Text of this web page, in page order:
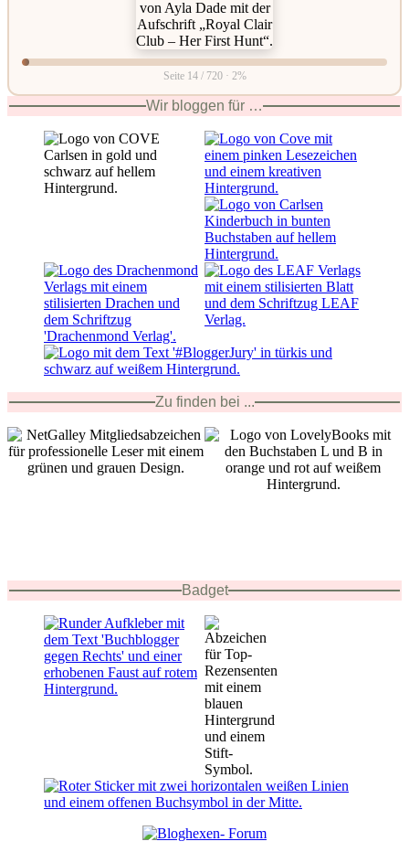
Seite 14 / 720 · 2%
Wir bloggen für …
Zu finden bei ...
Badget